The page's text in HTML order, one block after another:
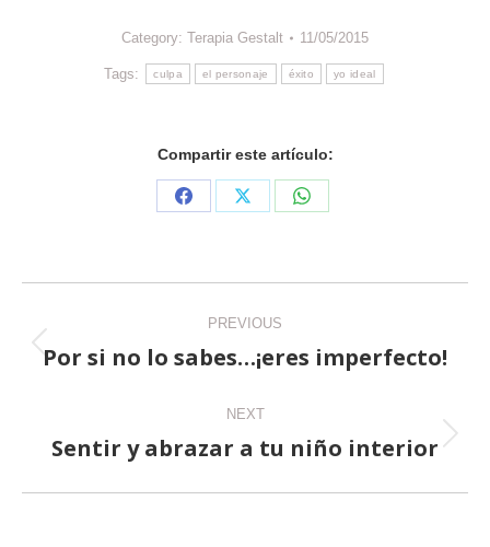
Category: Terapia Gestalt 11/05/2015
Tags: culpa el personaje éxito yo ideal
Compartir este artículo:
Share
Share
Share
navigation
PREVIOUS
Previous
Por si no lo sabes…¡eres imperfecto!
NEXT
Next
Sentir y abrazar a tu niño interior